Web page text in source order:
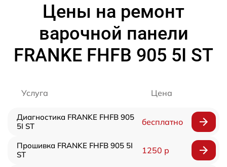
Цены на ремонт
варочной панели
FRANKE FHFB 905 5I ST
Услуга Цена
Диагностика FRANKE FHFB 905
5I ST
бесплатно
Прошивка FRANKE FHFB 905 5I
ST
1250 р